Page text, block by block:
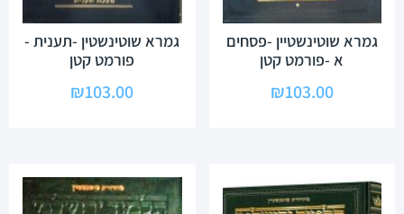
גמרא שוטינשטיין -פסחים
א -פורמט קטן
₪103.00
גמרא שוטינשטין -תענית -
פורמט קטן
₪103.00